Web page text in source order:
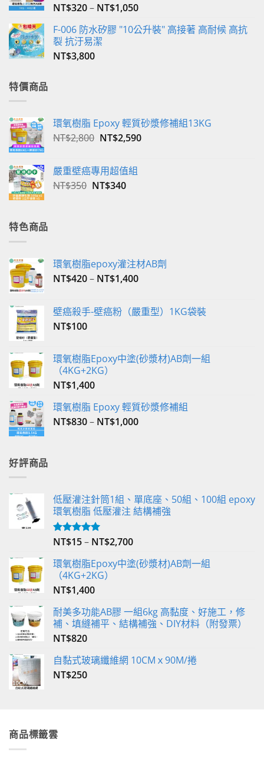
NT$320– NT$1,050
F-006 防水矽膠 "10公升裝" 高接著 高耐候 高抗
裂 抗汙易潔
NT$3,800
特價商品
環氧樹脂 Epoxy 輕質砂漿修補組13KG
NT$2,800 原
格：
NT$2,800。
NT$2,590目
嚴重壁癌專用超值組
NT$350 原
NT$340目
特色商品
環氧樹脂epoxy灌注材AB劑
NT$420– NT$1,400
壁癌殺手-壁癌粉（嚴重型）1KG袋裝
NT$100
環氧樹脂Epoxy中塗(砂漿材)AB劑一組
（4KG+2KG）
NT$1,400
環氧樹脂 Epoxy 輕質砂漿修補組
NT$830– NT$1,000
好評商品
低壓灌注針筒1組、單底座、50組、100組 epoxy
環氧樹脂 低壓灌注 結構補強
評分5.00
NT$15– NT$2,700
環氧樹脂Epoxy中塗(砂漿材)AB劑一組
（4KG+2KG）
NT$1,400
耐美多功能AB膠 一組6kg 高黏度、好施工，修
補、填縫補平、結構補強、DIY材料（附發票）
NT$820
自黏式玻璃纖維網 10CMｘ90M/捲
NT$250
商品標籤雲